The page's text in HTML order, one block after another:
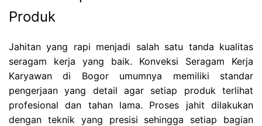
Produk
Jahitan yang rapi menjadi salah satu tanda kualitas
seragam kerja yang baik. Konveksi Seragam Kerja
Karyawan di Bogor umumnya memiliki standar
pengerjaan yang detail agar setiap produk terlihat
profesional dan tahan lama. Proses jahit dilakukan
dengan teknik yang presisi sehingga setiap bagian